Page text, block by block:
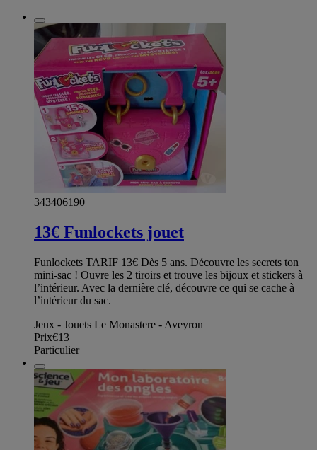
343406190
13€ Funlockets jouet
Funlockets TARIF 13€ Dès 5 ans. Découvre les secrets ton
mini-sac ! Ouvre les 2 tiroirs et trouve les bijoux et stickers à
l’intérieur. Avec la dernière clé, découvre ce qui se cache à
l’intérieur du sac.
Jeux - Jouets Le Monastere - Aveyron
Prix€13
Particulier